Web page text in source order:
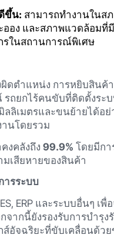
ขึ้น: สามารถทำงานในส
อง และสภาพแวดล้อม
รในสถานการณ์พิเศษ
ดตำแหน่ง การหยิบสินค้
รถยกไร้คนขับที่ติดตั้งร
ลิเมตรและขนย้ายได้อ
นโดยรวม
งคลังถึง99.9% โดยมีก
เสียหายของสินค้า
ารระบบ
ERP และระบบอื่นๆ เ
ากนี้ยังรองรับการบำรุ
ส์อัจฉริยะที่ขับเคลื่อนด้ว